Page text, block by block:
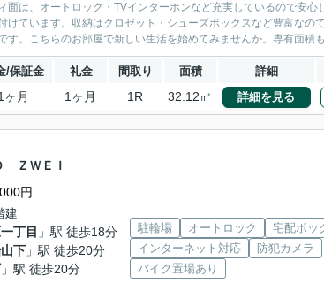
、オートロック・TVインターホンなど充実しているので安心
ています。収納はクロゼット・シューズボックスなど豊富なの
。こちらのお部屋で新しい生活を始めてみませんか。専有面積
/保証金 礼金 間取り 面積 詳細
ヶ月 1ヶ月 1R 32.12㎡ 詳細を見る
ＺＷＥＩ
円
建
丁目 」駅 徒歩18分
下 」駅 徒歩20分
」駅 徒歩20分
駐輪場 オートロック
宅配ボッ
インターネット対応
防犯カメラ
バイク置場あり